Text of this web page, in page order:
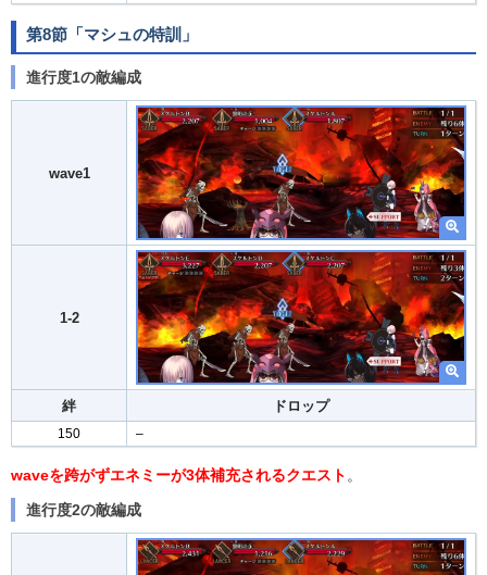
第8節「マシュの特訓」
進行度1の敵編成
wave1
1-2
絆 ドロップ
150 –
waveを跨がずエネミーが3体補充されるクエスト 。
進行度2の敵編成